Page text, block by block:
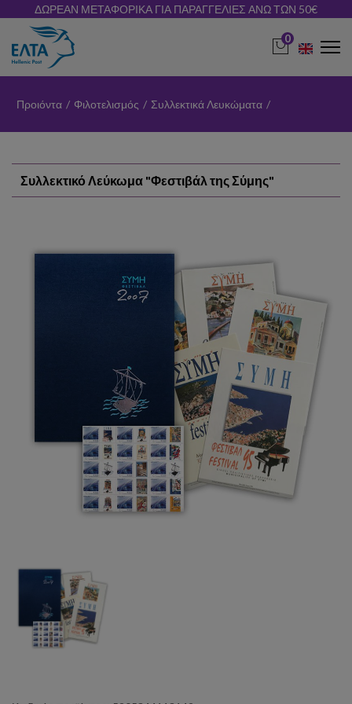
ΔΩΡΕΑΝ ΜΕΤΑΦΟΡΙΚΑ ΓΙΑ ΠΑΡΑΓΓΕΛΙΕΣ ΑΝΩ ΤΩΝ 50€
0
Προιόντα / Φιλοτελισμός / Συλλεκτικά Λευκώματα /
Συλλεκτικό Λεύκωμα "Φεστιβάλ της Σύμης"